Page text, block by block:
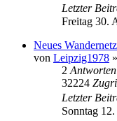
Letzter
Freitag 30.
Neues
von Leipzig1978 »
2 Antworten
32224
Letzter
Sonntag